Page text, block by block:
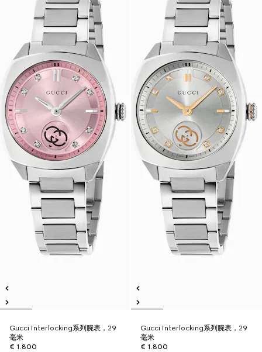
Gucci Interlocking系列腕表，29
毫米
€ 1.800
Gucci Interlocking系列腕表，29
毫米
€ 1.800